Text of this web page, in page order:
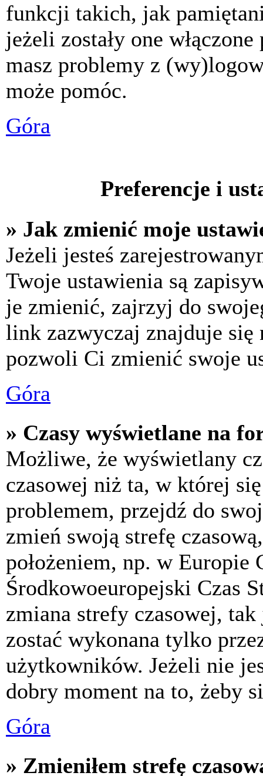
funkcji takich, jak
jeżeli zostały one
masz problemy z
może pomóc.
Góra
Preferencje i
» Jak zmienić moje
Jeżeli jesteś
Twoje ustawienia są
je zmienić, zajrzyj do
link zazwyczaj znajduje się
pozwoli Ci zmienić swoje
Góra
» Czasy wyświetlane na
Możliwe, że wyświetlany
czasowej niż ta, w której
problemem, przejdź do
zmień swoją strefę
położeniem, np. w Europie
Środkowoeuropejski Czas
zmiana strefy czasowej,
zostać wykonana tylko
użytkowników. Jeżeli nie
dobry moment na to, żeby
Góra
» Zmieniłem strefę